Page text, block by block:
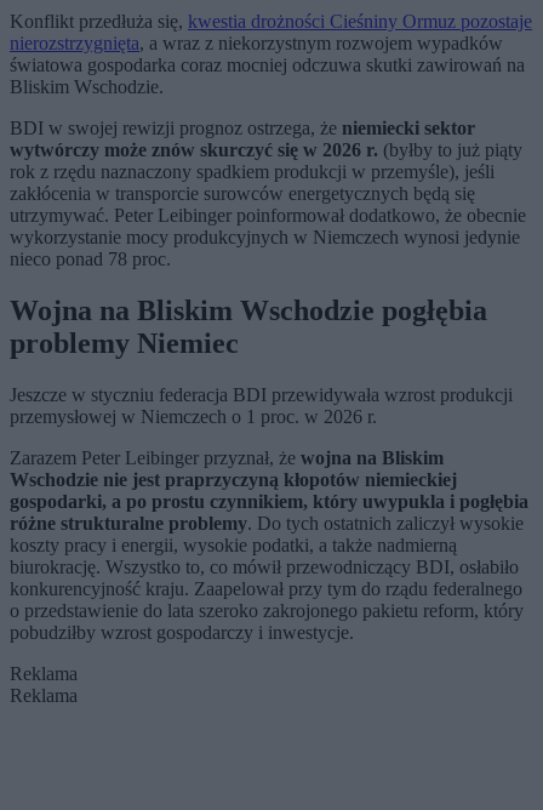
Konflikt przedłuża się, kwestia drożności Cieśniny Ormuz pozostaje
nierozstrzygnięta, a wraz z niekorzystnym rozwojem wypadków
światowa gospodarka coraz mocniej odczuwa skutki zawirowań na
Bliskim Wschodzie.
BDI w swojej rewizji prognoz ostrzega, że niemiecki sektor
wytwórczy może znów skurczyć się w 2026 r. (byłby to już piąty
rok z rzędu naznaczony spadkiem produkcji w przemyśle), jeśli
zakłócenia w transporcie surowców energetycznych będą się
utrzymywać. Peter Leibinger poinformował dodatkowo, że obecnie
wykorzystanie mocy produkcyjnych w Niemczech wynosi jedynie
nieco ponad 78 proc.
Wojna na Bliskim Wschodzie pogłębia
problemy Niemiec
Jeszcze w styczniu federacja BDI przewidywała wzrost produkcji
przemysłowej w Niemczech o 1 proc. w 2026 r.
Zarazem Peter Leibinger przyznał, że wojna na Bliskim
Wschodzie nie jest praprzyczyną kłopotów niemieckiej
gospodarki, a po prostu czynnikiem, który uwypukla i pogłębia
różne strukturalne problemy. Do tych ostatnich zaliczył wysokie
koszty pracy i energii, wysokie podatki, a także nadmierną
biurokrację. Wszystko to, co mówił przewodniczący BDI, osłabiło
konkurencyjność kraju. Zaapelował przy tym do rządu federalnego
o przedstawienie do lata szeroko zakrojonego pakietu reform, który
pobudziłby wzrost gospodarczy i inwestycje.
Reklama
Reklama